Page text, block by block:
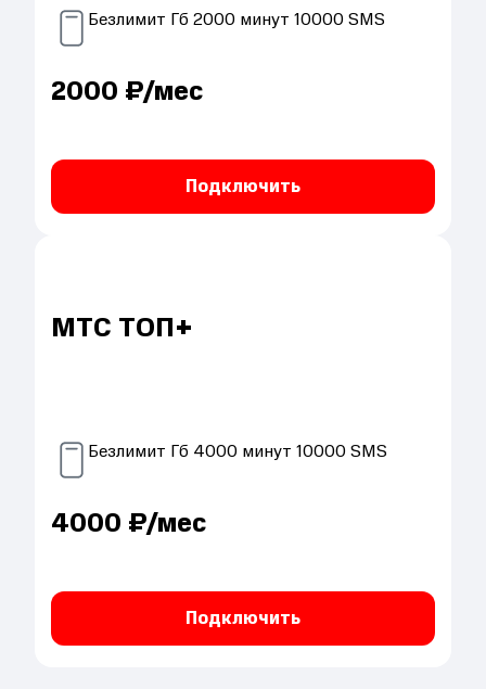
Безлимит Гб 2000 минут 10000SMS
2000 ₽/мес
Подключить
МТС ТОП+
Безлимит Гб 4000 минут 10000SMS
4000 ₽/мес
Подключить